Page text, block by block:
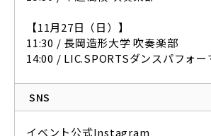
【11月27日（日）】
11:30 / 長岡造形大学 吹奏楽部
14:00 / LIC.SPORTSダンスパフォー
SNS
イベント公式Instagram